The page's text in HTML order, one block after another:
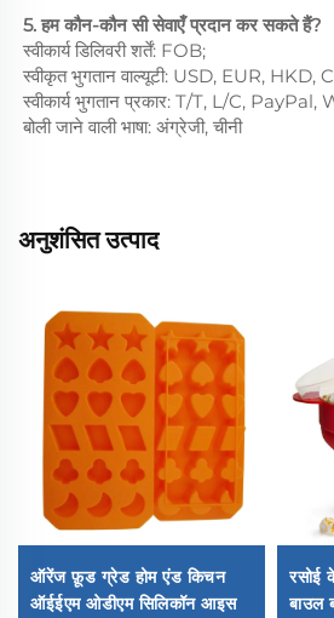
5. हम कौन-कौन सी सेवाएँ प्रदान कर सकते हैं?
स्वीकार्य डिलिवरी शर्तें: FOB;
स्वीकृत भुगतान वाल्यूटी: USD, EUR, HKD,
स्वीकार्य भुगतान प्रकार: T/T, L/C,
बोली जाने वाली भाषा: अंग्रेजी, चीनी
अनुशंसित उत्पाद
ऑरेंज फ़ूड ग्रेड होम एंड किचन
ऑईईएम ओडीएम सिलिकॉन आइस
रसोई
बाउल